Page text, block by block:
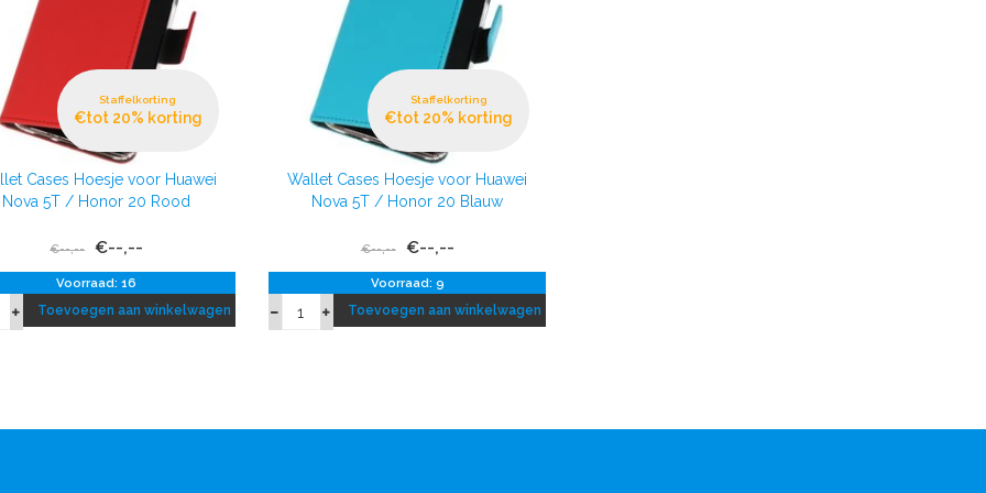
Staffelkorting
€tot 20% korting
Cases Hoesje voor Huawei
Nova 5T / Honor 20 Rood
€--,-- €--,--
Voorraad: 16
Toevoegen aan winkelwagen
Staffelkorting
€tot 20% korting
Wallet Cases Hoesje voor Huawei
Nova 5T / Honor 20 Blauw
€--,-- €--,--
Voorraad: 9
Toevoegen aan winkelwagen